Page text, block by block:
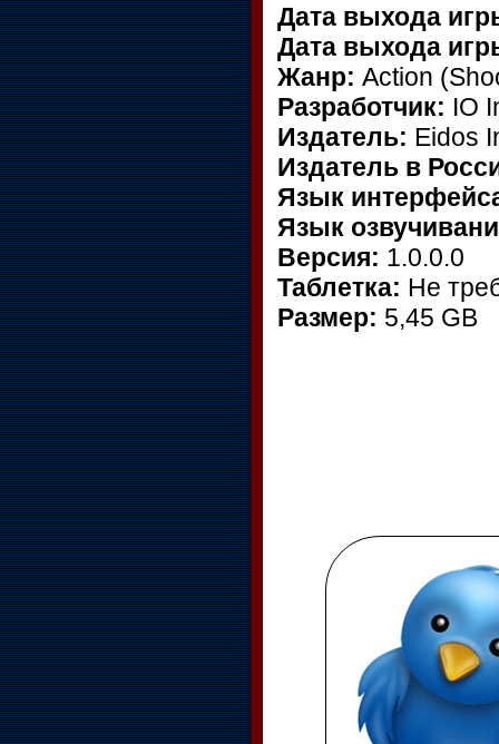
Дата выхода
Дата выхода
Жанр: Action
Разработчик: IO
Издатель: Eidos
Издатель в
Язык
Язык
Версия: 1.0.0.0
Таблетка: Не
Размер: 5,45 GB